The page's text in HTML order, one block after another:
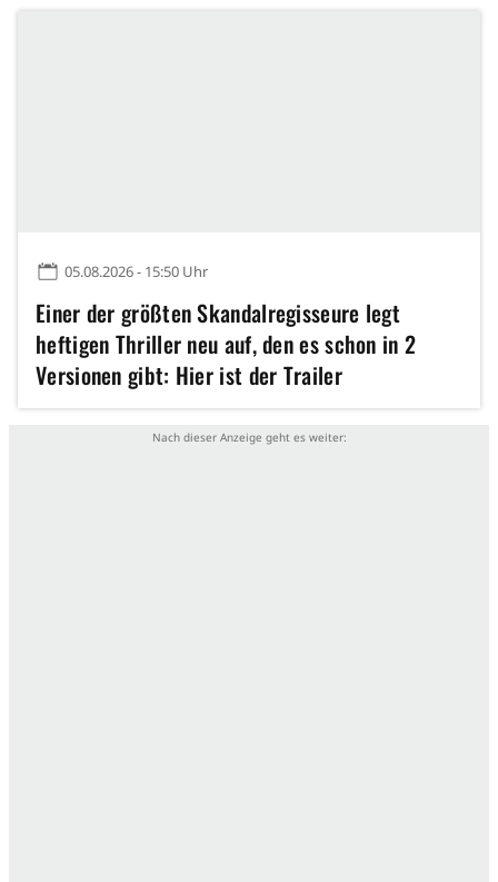
05.08.2026 - 15:50 Uhr
Einer der größten Skandalregisseure legt
heftigen Thriller neu auf, den es schon in 2
Versionen gibt: Hier ist der Trailer